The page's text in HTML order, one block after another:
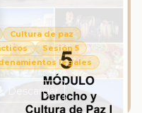
Cultura de paz
Sesión 5
legales
Descargar